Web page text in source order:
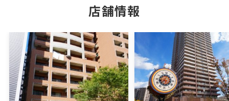
店舗情報